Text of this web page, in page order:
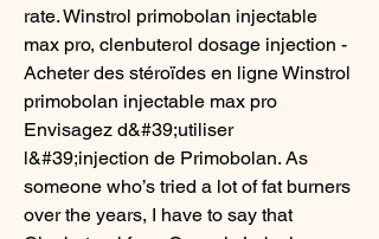
rate. Winstrol primobolan injectable
max pro, clenbuterol dosage injection -
Acheter des stéroïdes en ligne Winstrol
primobolan injectable max pro
Envisagez d&#39;utiliser
l&#39;injection de Primobolan. As
someone who’s tried a lot of fat burners
over the years, I have to say that